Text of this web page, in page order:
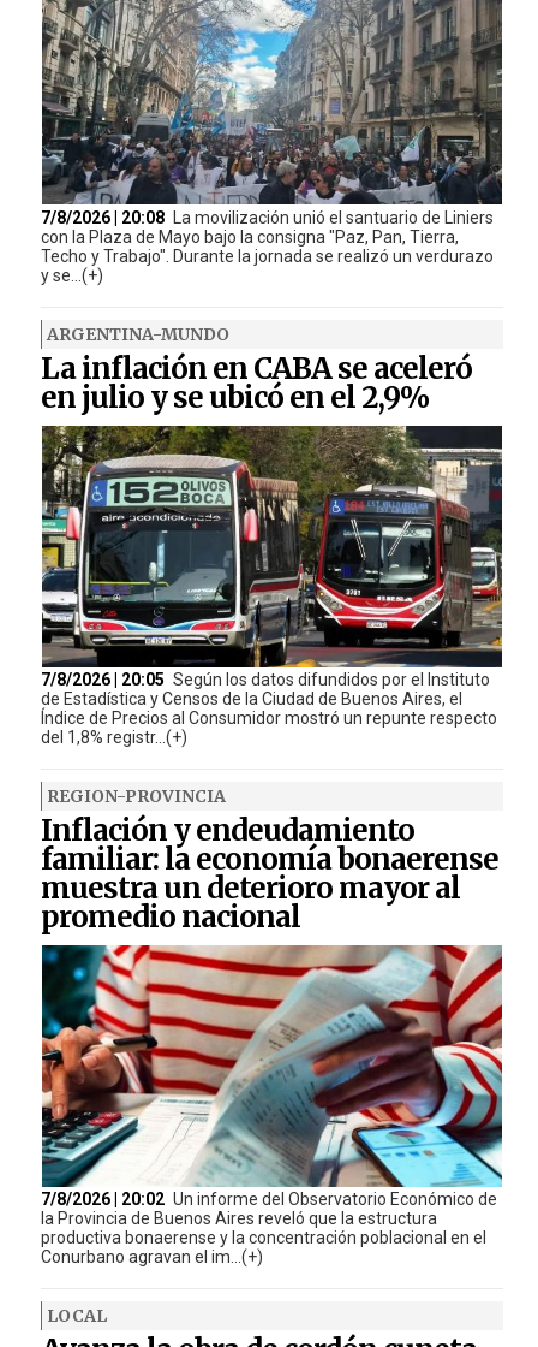
7/8/2026 | 20:08
La movilización unió el santuario de Liniers
con la Plaza de Mayo bajo la consigna "Paz, Pan, Tierra,
Techo y Trabajo". Durante la jornada se realizó un verdurazo
y se...(+)
ARGENTINA-MUNDO
La inflación en CABA se aceleró
en julio y se ubicó en el 2,9%
7/8/2026 | 20:05 Según los datos difundidos por el Instituto
de Estadística y Censos de la Ciudad de Buenos Aires, el
Índice de Precios al Consumidor mostró un repunte respecto
del 1,8% registr...(+)
REGION-PROVINCIA
Inflación y endeudamiento
familiar: la economía bonaerense
muestra un deterioro mayor al
promedio nacional
7/8/2026 | 20:02 Un informe del Observatorio Económico de
la Provincia de Buenos Aires reveló que la estructura
productiva bonaerense y la concentración poblacional en el
Conurbano agravan el im...(+)
LOCAL